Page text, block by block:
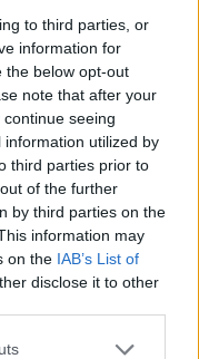
to third parties, or
information for
the below opt-out
note that after your
seeing
utilized by
third parties prior to
of the further
by third parties on the
information may
on the IAB’s List of
disclose it to other
one or more Google